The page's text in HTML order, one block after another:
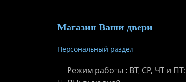
Магазин Ваши двери
Персональный раздел
Режим работы : ВТ, СР, ЧТ и ПТ: